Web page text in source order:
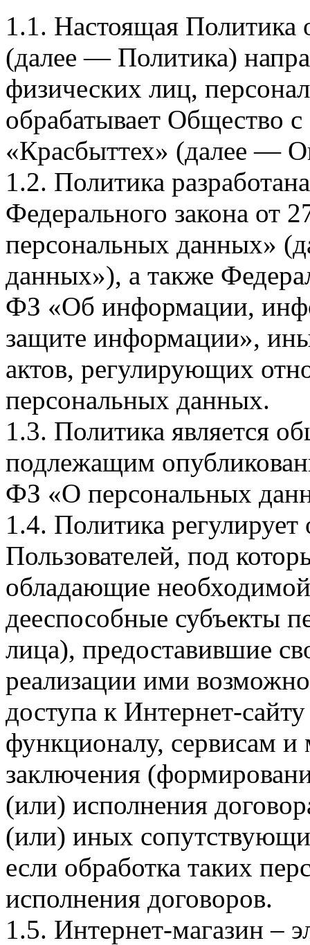
1.1. Настоящая Политика
(далее — Политика)
физических лиц,
обрабатывает Общество
«Красбыттех» (далее —
1.2. Политика
Федерального закона
персональных данных»
данных»), а также
ФЗ «Об информации,
защите информации»,
актов, регулирующих
персональных данных.
1.3. Политика является
подлежащим
ФЗ «О персональных
1.4. Политика
Пользователей, под
обладающие
дееспособные субъекты
лица), предоставившие
реализации ими
доступа к Интернет-
функционалу, сервисам и
заключения
(или) исполнения
(или) иных
если обработка таких
исполнения договоров.
1.5. Интернет-магазин –